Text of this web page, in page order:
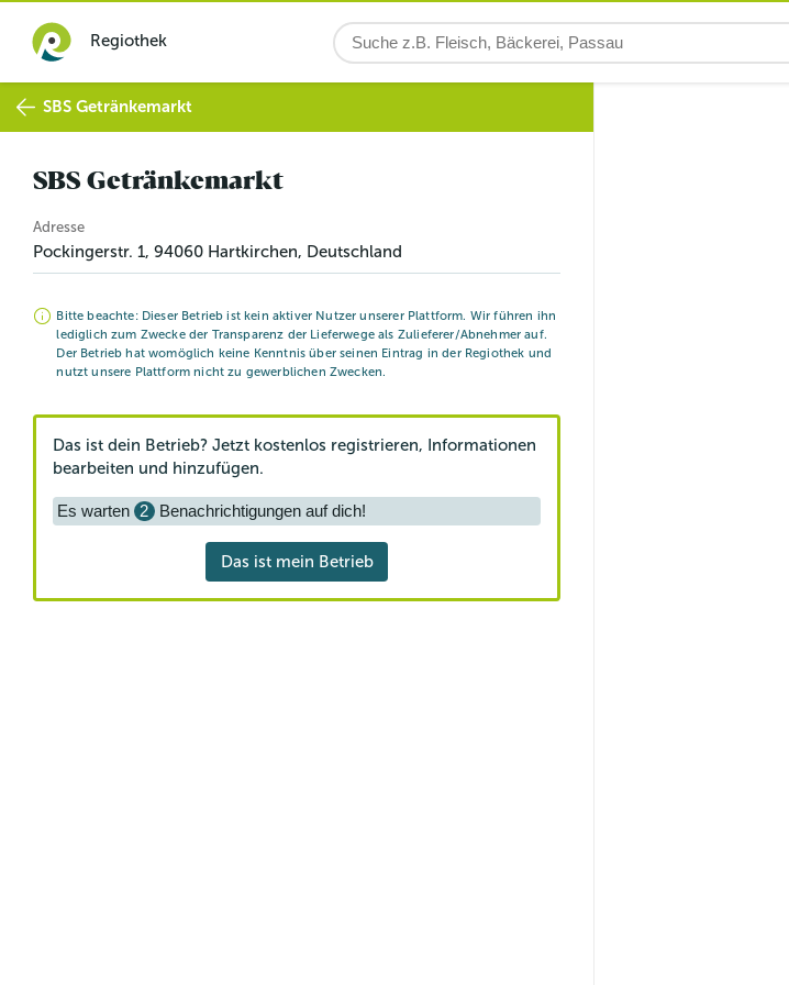
Regiothek
SBS Getränkemarkt
SBS Getränkemarkt
Adresse
Pockingerstr. 1, 94060 Hartkirchen, Deutschland
Bitte beachte: Dieser Betrieb ist kein aktiver Nutzer unserer Plattform. Wir führen ihn
lediglich zum Zwecke der Transparenz der Lieferwege als Zulieferer/Abnehmer auf.
Der Betrieb hat womöglich keine Kenntnis über seinen Eintrag in der Regiothek und
nutzt unsere Plattform nicht zu gewerblichen Zwecken.
Das ist dein Betrieb? Jetzt kostenlos registrieren, Informationen
bearbeiten und hinzufügen.
Es warten 2 Benachrichtigungen auf dich!
Das ist mein Betrieb